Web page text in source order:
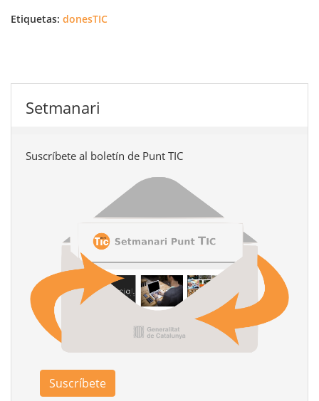
Etiquetas: donesTIC
Setmanari
Suscríbete al boletín de Punt TIC
Suscríbete